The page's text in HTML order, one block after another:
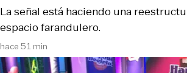
hace 51 min
La señal está haciendo una
espacio farandulero.